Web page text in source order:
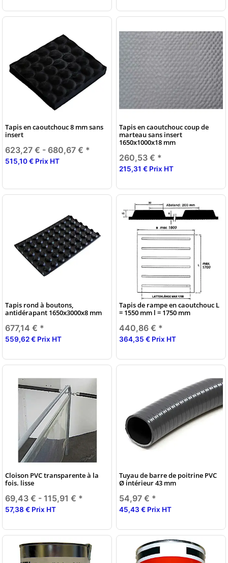
Tapis en caoutchouc 8 mm sans
insert
623,27 € - 680,67 € *
515,10 € Prix HT
Tapis en caoutchouc coup de
marteau sans insert
1650x1000x18 mm
260,53 € *
215,31 € Prix HT
Tapis rond à boutons,
antidérapant 1650x3000x8 mm
677,14 € *
559,62 € Prix HT
Tapis de rampe en caoutchouc L
= 1550 mm l = 1750 mm
440,86 € *
364,35 € Prix HT
Cloison PVC transparente à la
fois. lisse
69,43 € - 115,91 € *
57,38 € Prix HT
Tuyau de barre de poitrine PVC
Ø intérieur 43 mm
54,97 € *
45,43 € Prix HT